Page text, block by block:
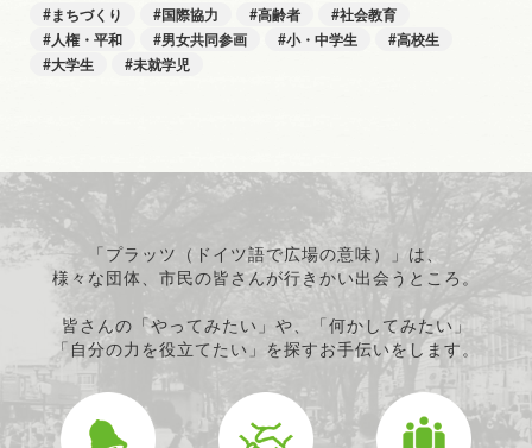
まちづくり 国際協力 高齢者
社会教育
人権・平和
男女共同参画 小・中学生
高校生
大学生
未就学児
「プラッツ（ドイツ語で広場の意味）」は、
様々な団体、市民の皆さんが行きかい出会うところ。
皆さんの「やってみたい」や、「何かしてみたい」
「自分の力を役立てたい」を探すお手伝いをします。